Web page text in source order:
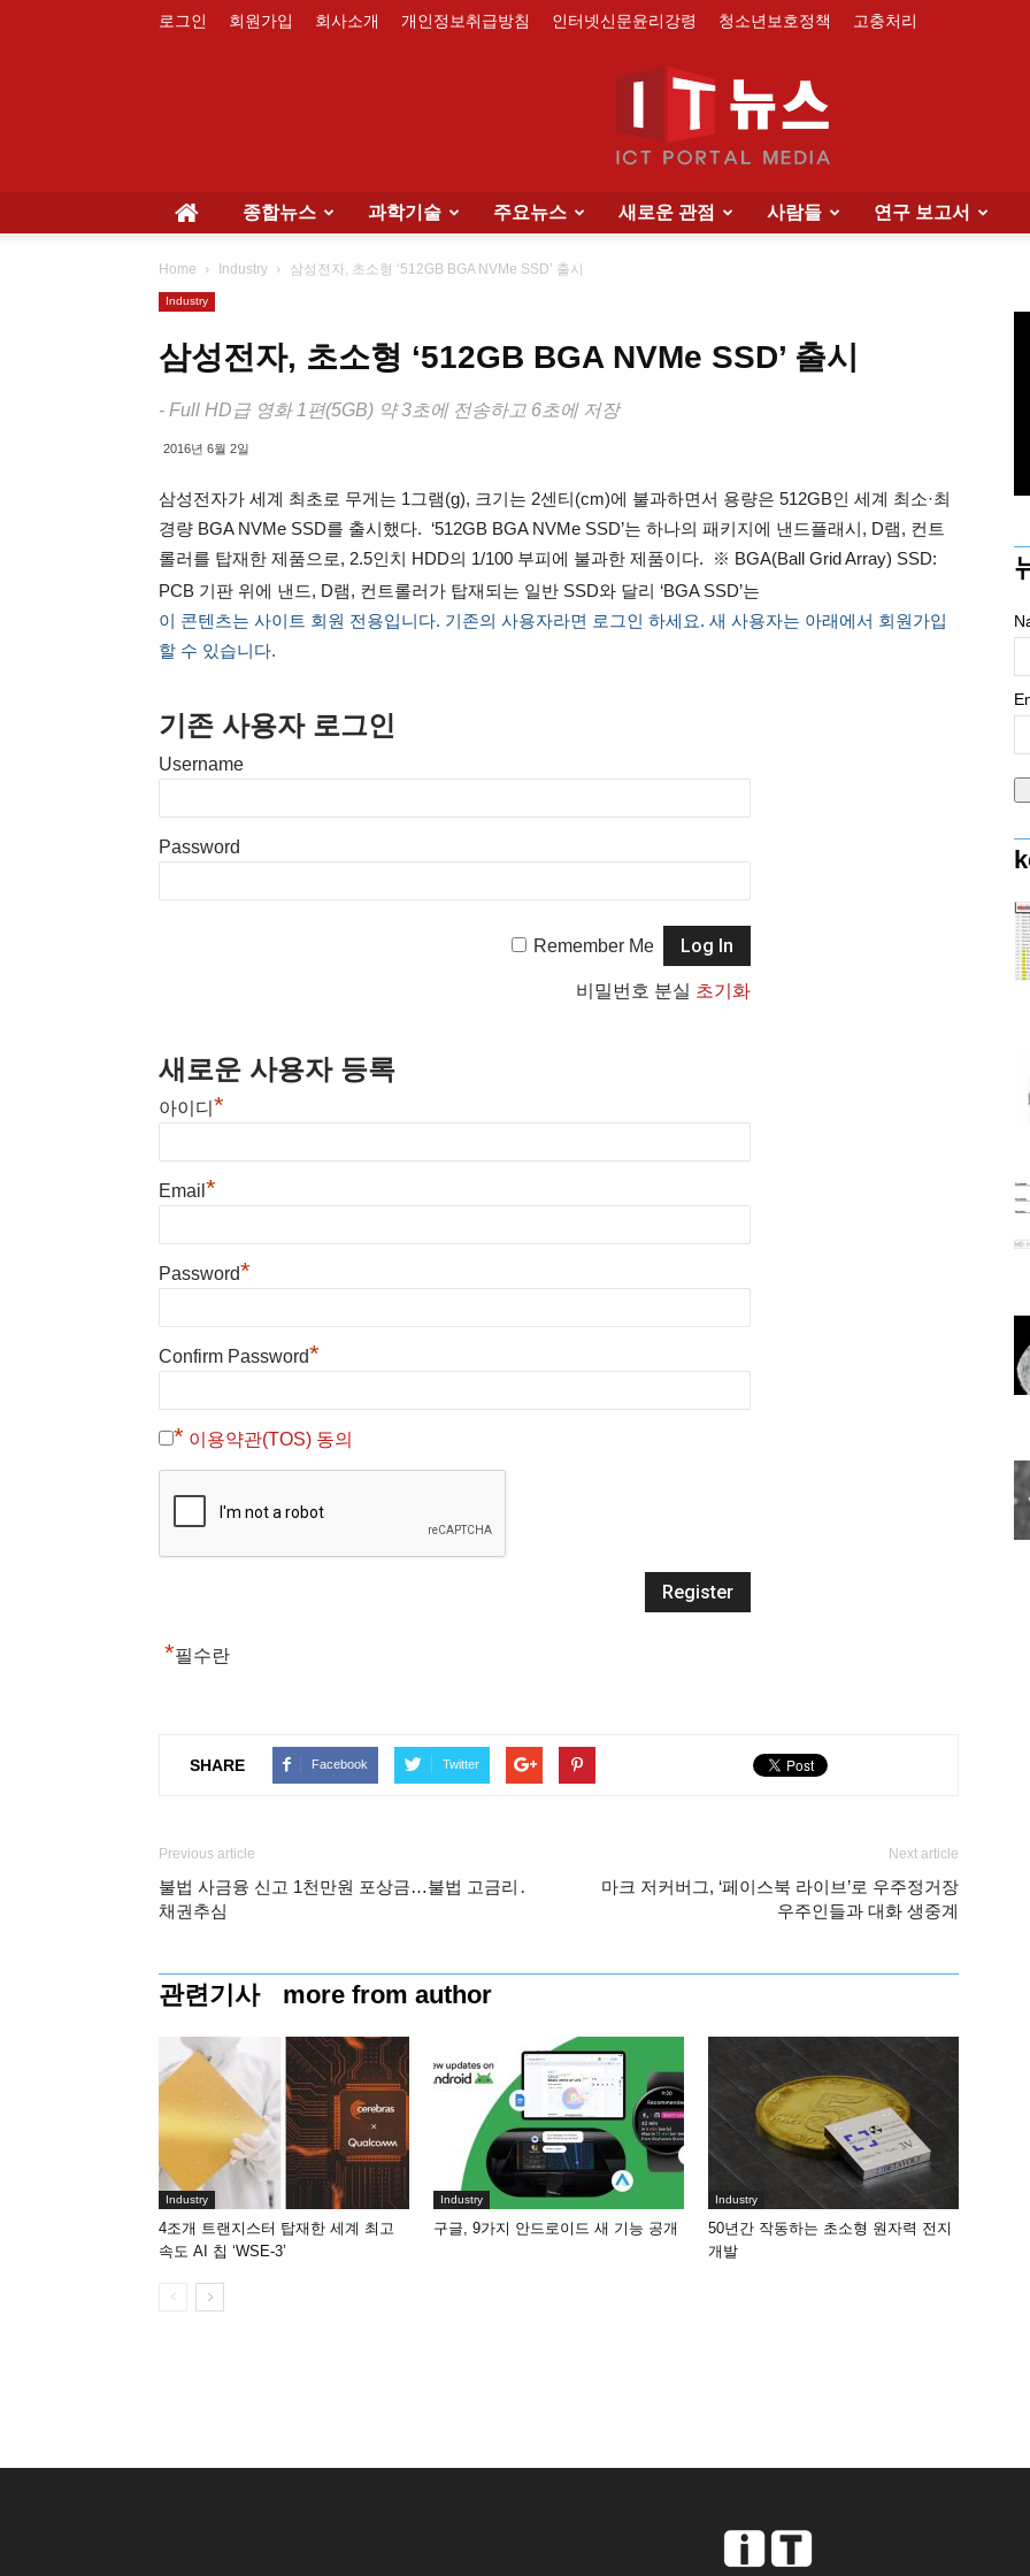
로그인 회원가입 회사소개 개인정보취급방침 인터넷신문윤리강령 청소년보호정책 고충처리
종합뉴스 과학기술 주요뉴스 새로운 관점 사람들 연구 보고서
Home Industry 삼성전자, 초소형 ‘512GB BGA NVMe SSD’ 출시
Industry
삼성전자, 초소형 ‘512GB BGA NVMe SSD’ 출시
- Full HD급 영화 1편(5GB) 약 3초에 전송하고 6초에 저장
2016년 6월 2일
삼성전자가 세계 최초로 무게는 1그램(g), 크기는 2센티(cm)에 불과하면서 용량은 512GB인 세계 최소·최
경량 BGA NVMe SSD를 출시했다. ‘512GB BGA NVMe SSD’는 하나의 패키지에 낸드플래시, D램, 컨트
롤러를 탑재한 제품으로, 2.5인치 HDD의 1/100 부피에 불과한 제품이다. ※ BGA(Ball Grid Array) SSD:
PCB 기판 위에 낸드, D램, 컨트롤러가 탑재되는 일반 SSD와 달리 ‘BGA SSD’는
이 콘텐츠는 사이트 회원 전용입니다. 기존의 사용자라면 로그인 하세요. 새 사용자는 아래에서 회원가입
할 수 있습니다.
기존 사용자 로그인
Username
Password
Remember Me
비밀번호 분실 초기화
새로운 사용자 등록
아이디 *
Email *
Password*
Confirm Password*
* 이용약관(TOS) 동의
*필수란
SHARE Facebook Twitter
Previous article
불법 사금융 신고 1천만원 포상금…불법 고금리․
채권추심
Next article
마크 저커버그, ‘페이스북 라이브’로 우주정거장
우주인들과 대화 생중계
관련기사 more from author
Industry
4조개 트랜지스터 탑재한 세계 최고
속도 AI 칩 ‘WSE-3’
Industry
구글, 9가지 안드로이드 새 기능 공개
Industry
50년간 작동하는 초소형 원자력 전지
개발